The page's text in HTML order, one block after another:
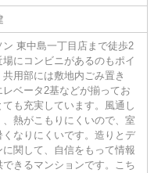
ン 東中島一丁目店まで徒歩2
場にコンビニがあるのもポイ
共用部には敷地内ごみ置き
レベータ2基などが揃ってお
ても充実しています。風通し
、熱がこもりにくいので、室
くなりにくいです。造りとデ
に関して、自信をもって情報
できるマンションです。こち